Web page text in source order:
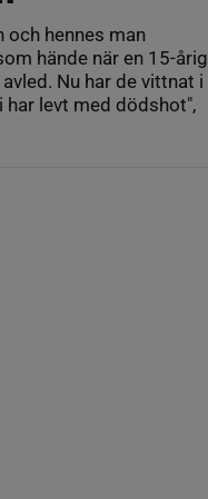
hennes man
hände när en 15-årig
Nu har de vittnat i
har levt med dödshot",